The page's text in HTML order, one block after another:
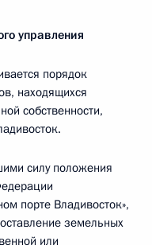
управления
порядок
находящихся
собственности,
силу положения
порте Владивосток»,
земельных
или